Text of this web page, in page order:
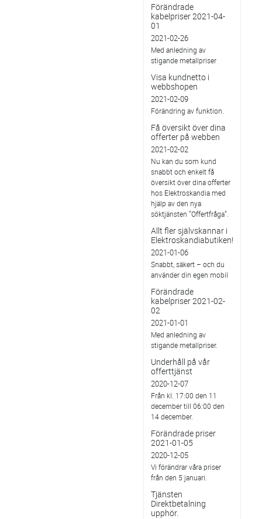
Förändrade
kabelpriser 2021-04-
01
2021-02-26
Med anledning av
stigande metallpriser
Visa kundnetto i
webbshopen
2021-02-09
Förändring av funktion.
Få översikt över dina
offerter på webben
2021-02-02
Nu kan du som kund
snabbt och enkelt få
översikt över dina offerter
hos Elektroskandia med
hjälp av den nya
söktjänsten ”Offertfråga”.
Allt fler självskannar i
Elektroskandiabutiken!
2021-01-06
Snabbt, säkert – och du
använder din egen mobil
Förändrade
kabelpriser 2021-02-
02
2021-01-01
Med anledning av
stigande metallpriser.
Underhåll på vår
offerttjänst
2020-12-07
Från kl. 17:00 den 11
december till 06:00 den
14 december.
Förändrade priser
2021-01-05
2020-12-05
Vi förändrar våra priser
från den 5 januari.
Tjänsten
Direktbetalning
upphör.